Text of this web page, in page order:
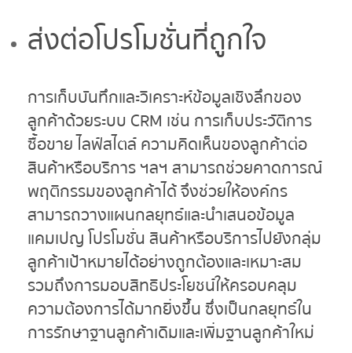
ส่งต่อโปรโมชั่นที่ถูกใจ
การเก็บบันทึกและวิเคราะห์ข้อมูลเชิงลึกของ
ลูกค้าด้วยระบบ CRM เช่น การเก็บประวัติการ
ซื้อขาย ไลฟ์สไตล์ ความคิดเห็นของลูกค้าต่อ
สินค้าหรือบริการ ฯลฯ สามารถช่วยคาดการณ์
พฤติกรรมของลูกค้าได้ จึงช่วยให้องค์กร
สามารถวางแผนกลยุทธ์และนำเสนอข้อมูล
แคมเปญ โปรโมชั่น สินค้าหรือบริการไปยังกลุ่ม
ลูกค้าเป้าหมายได้อย่างถูกต้องและเหมาะสม
รวมถึงการมอบสิทธิประโยชน์ให้ครอบคลุม
ความต้องการได้มากยิ่งขึ้น ซึ่งเป็นกลยุทธ์ใน
การรักษาฐานลูกค้าเดิมและเพิ่มฐานลูกค้าใหม่